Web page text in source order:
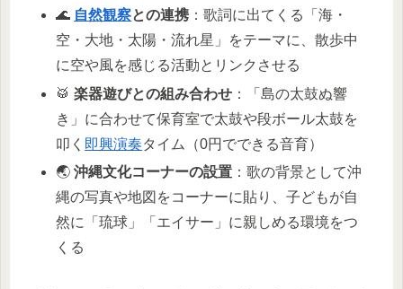
🌊 自然観察との連携 ：歌詞に出てくる「海・
空・大地・太陽・流れ星」をテーマに、散歩中
に空や風を感じる活動とリンクさせる
🥁楽器遊びとの組み合わせ ：「島の太鼓ぬ響
き」に合わせて保育室で太鼓や段ボール太鼓を
叩く 即興演奏タイム（0円でできる音育）
🌏沖縄文化コーナーの設置 ：歌の背景として沖
縄の写真や地図をコーナーに貼り、子どもが自
然に「琉球」「エイサー」に親しめる環境をつ
くる